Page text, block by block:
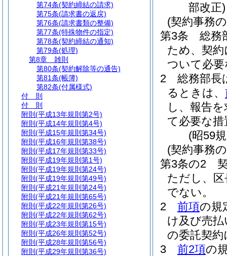
部改正)
(契約事務
第3条
総務
ため、契
ついて必
2
総務部長
るときは、
し、報告
て必要な
(昭59
(契約事務
第3条の2
ただし、
でない。
2
前項の規
け及び売
の委託契
3
前2項の
第74条(契約締結の請求)
第75条(請求書の返戻)
第76条(請求書類の整備)
第77条(特殊物件の指定)
第78条(契約締結の通知)
第79条(処理)
第8章
雑則
第80条(契約解除等の通告)
第81条(帳簿)
第82条(付属様式)
付 則
付 則
附則 (平成13年規則第2号)
附則 (平成14年規則第4号)
附則 (平成15年規則第34号)
附則 (平成16年規則第38号)
附則 (平成17年規則第33号)
附則 (平成19年規則第1号)
附則 (平成19年規則第24号)
附則 (平成19年規則第49号)
附則 (平成21年規則第24号)
附則 (平成21年規則第65号)
附則 (平成22年規則第26号)
附則 (平成22年規則第62号)
附則 (平成23年規則第15号)
附則 (平成26年規則第52号)
附則 (平成28年規則第56号)
附則 (平成29年規則第36号)